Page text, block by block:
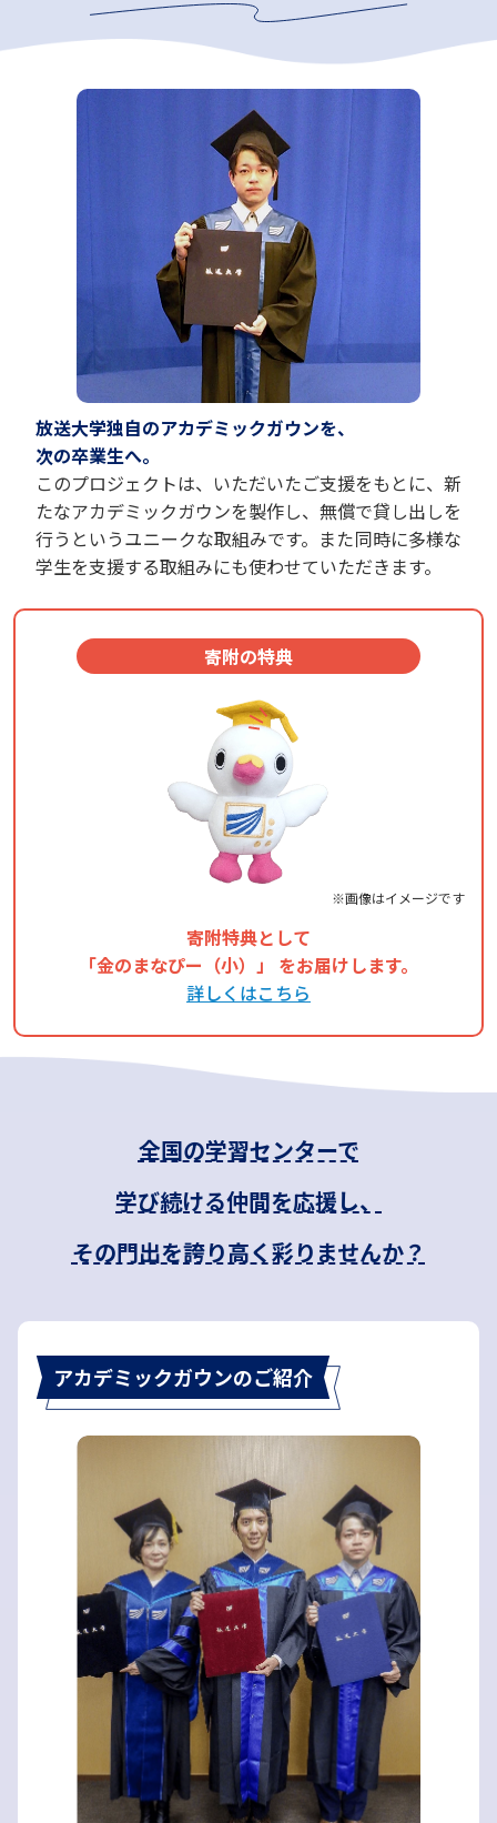
放送大学独自のアカデミックガウンを、
次の卒業生へ。
このプロジェクトは、いただいたご支援をもとに、新
たなアカデミックガウンを製作し、無償で貸し出しを
行うというユニークな取組みです。 また同時に多様な
学生を支援する取組みにも使わせていただきます。
寄附の特典
※画像はイメージです
寄附特典として
「金のまなぴー（小）」 をお届けします。
詳しくはこちら
全国の学習センターで
学び続ける仲間を応援し、
その門出を誇り高く彩りませんか？
アカデミックガウンのご紹介